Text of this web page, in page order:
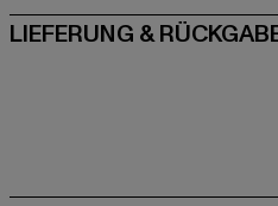
LIEFERUNG &